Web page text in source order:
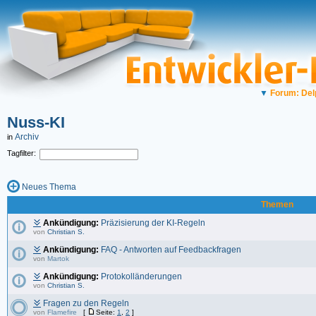
▼ Forum:
Nuss-KI
in Archiv
Tagfilter:
Neues Thema
Themen
Ankündigung: Präzisierung der KI-Regeln
von Christian S.
Ankündigung: FAQ - Antworten auf Feedbackfragen
von Martok
Ankündigung: Protokolländerungen
von Christian S.
Fragen zu den Regeln
von Flamefire [ Seite: 1 2 ]